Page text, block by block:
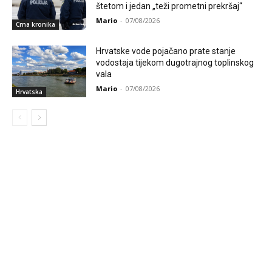
Crna kronika
štetom i jedan „teži prometni prekršaj“
Mario - 07/08/2026
Hrvatska
Hrvatske vode pojačano prate stanje
vodostaja tijekom dugotrajnog toplinskog
vala
Mario - 07/08/2026